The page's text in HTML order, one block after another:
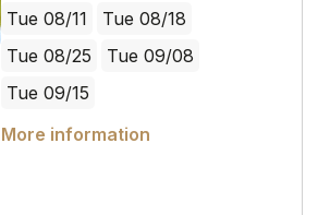
Tue 08/11
Tue 08/18
Tue 08/25
Tue 09/08
Tue 09/15
More information